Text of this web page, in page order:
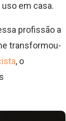
em casa.
profissão a
transformou-
, o